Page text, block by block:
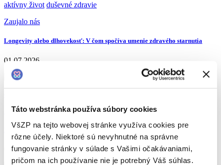
Táto webstránka používa súbory cookies
VšZP na tejto webovej stránke využíva cookies pre
rôzne účely. Niektoré sú nevyhnutné na správne
fungovanie stránky v súlade s Vašimi očakávaniami,
pričom na ich používanie nie je potrebný Váš súhlas.
aktívny život duševné zdravie
Zaujalo nás
Longevity alebo dlhovekosť: V čom spočíva umenie zdravého starnutia
01.07.2026
Zaujalo nás
Keď ide o sekundy: Prvá pomoc u bábätiek
04.02.2026